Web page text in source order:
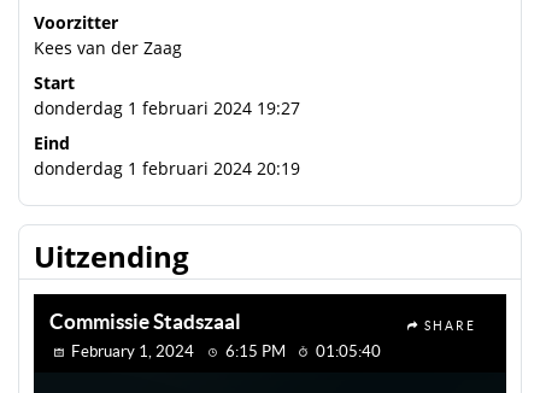
Voorzitter
Kees van der Zaag
Start
donderdag 1 februari 2024 19:27
Eind
donderdag 1 februari 2024 20:19
Uitzending